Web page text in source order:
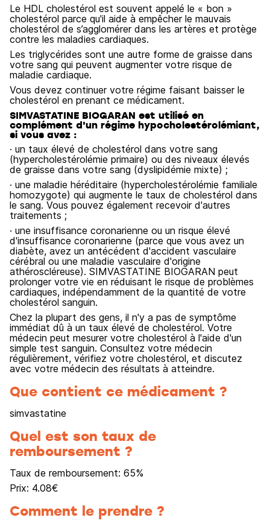
Le HDL cholestérol est souvent appelé le « bon »
cholestérol parce qu'il aide à empêcher le mauvais
cholestérol de s’agglomérer dans les artères et protège
contre les maladies cardiaques.
Les triglycérides sont une autre forme de graisse dans
votre sang qui peuvent augmenter votre risque de
maladie cardiaque.
Vous devez continuer votre régime faisant baisser le
cholestérol en prenant ce médicament.
SIMVASTATINE BIOGARAN est utilisé en
complément d'un régime hypocholestérolémiant,
si vous avez :
· un taux élevé de cholestérol dans votre sang
(hypercholestérolémie primaire) ou des niveaux élevés
de graisse dans votre sang (dyslipidémie mixte) ;
· une maladie héréditaire (hypercholestérolémie familiale
homozygote) qui augmente le taux de cholestérol dans
le sang. Vous pouvez également recevoir d'autres
traitements ;
· une insuffisance coronarienne ou un risque élevé
d'insuffisance coronarienne (parce que vous avez un
diabète, avez un antécédent d'accident vasculaire
cérébral ou une maladie vasculaire d'origine
athéroscléreuse). SIMVASTATINE BIOGARAN peut
prolonger votre vie en réduisant le risque de problèmes
cardiaques, indépendamment de la quantité de votre
cholestérol sanguin.
Chez la plupart des gens, il n'y a pas de symptôme
immédiat dû à un taux élevé de cholestérol. Votre
médecin peut mesurer votre cholestérol à l'aide d'un
simple test sanguin. Consultez votre médecin
régulièrement, vérifiez votre cholestérol, et discutez
avec votre médecin des résultats à atteindre.
Que contient ce médicament ?
simvastatine
Quel est son taux de
remboursement ?
Taux de remboursement: 65%
Prix: 4.08€
Comment le prendre ?